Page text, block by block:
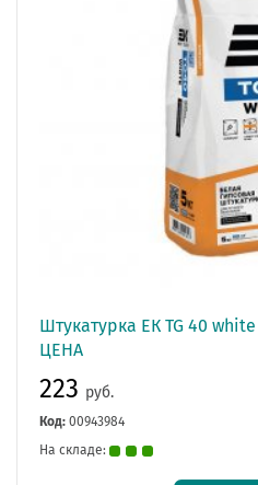
Штукатурка ЕК TG 40
ЦЕНА
223 руб.
Код: 00943984
На складе: